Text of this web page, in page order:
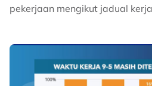
pekerjaan mengikut jadual